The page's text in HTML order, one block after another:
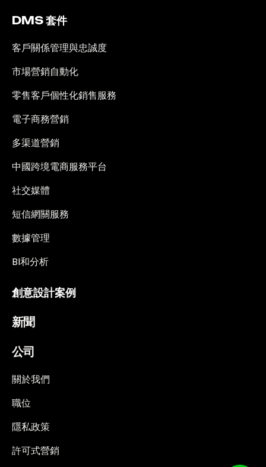
DMS 套件
客戶關係管理與忠誠度
市場營銷自動化
零售客戶個性化銷售服務
電子商務營銷
多渠道營銷
中國跨境電商服務平台
社交媒體
短信網關服務
數據管理
BI和分析
創意設計案例
新聞
公司
關於我們
職位
隱私政策
許可式營銷